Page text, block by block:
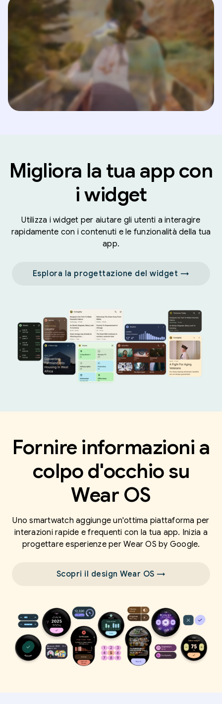
Migliora la tua app con
i widget
Utilizza i widget per aiutare gli utenti a interagire
rapidamente con i contenuti e le funzionalità della tua
app.
Esplora la progettazione del widget →
Fornire informazioni a
colpo d'occhio su
Wear OS
Uno smartwatch aggiunge un'ottima piattaforma per
interazioni rapide e frequenti con la tua app. Inizia a
progettare esperienze per Wear OS by Google.
Scopri il design Wear OS →